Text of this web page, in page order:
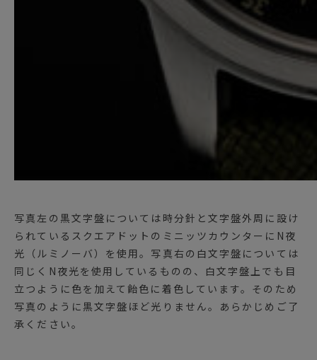
写真左の黒文字盤については時分針と文字盤外周に設け
られているスクエアドットのミニッツカウンターにN夜
光（ルミノーバ）を使用。写真右の白文字盤については
同じくN夜光を使用しているものの、白文字盤上でも目
立つように色を加えて飴色に着色しています。そのため
写真のように黒文字盤ほど光りません。あらかじめご了
承ください。